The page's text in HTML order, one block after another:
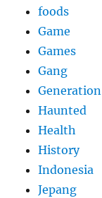
foods
Game
Games
Gang
Generation
Haunted
Health
History
Indonesia
Jepang